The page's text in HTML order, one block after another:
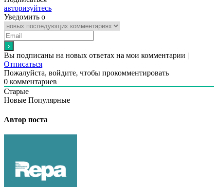
авторизуйтесь
Уведомить о
Вы подписаны на новых ответах на мои комментарии |
Отписаться
Пожалуйста, войдите, чтобы прокомментировать
0 комментариев
Старые
Новые Популярные
Автор поста